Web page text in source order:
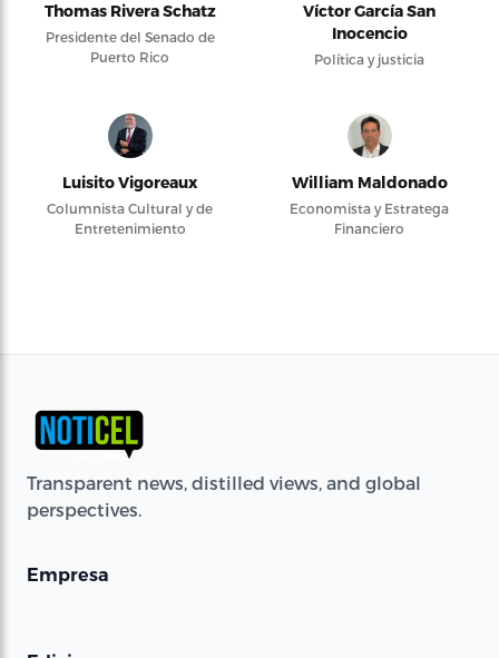
Thomas Rivera Schatz
Presidente del Senado de
Puerto Rico
Víctor García San
Inocencio
Política y justicia
Luisito Vigoreaux
Columnista Cultural y de
Entretenimiento
William Maldonado
Economista y Estratega
Financiero
Transparent news, distilled views, and global
perspectives.
Empresa